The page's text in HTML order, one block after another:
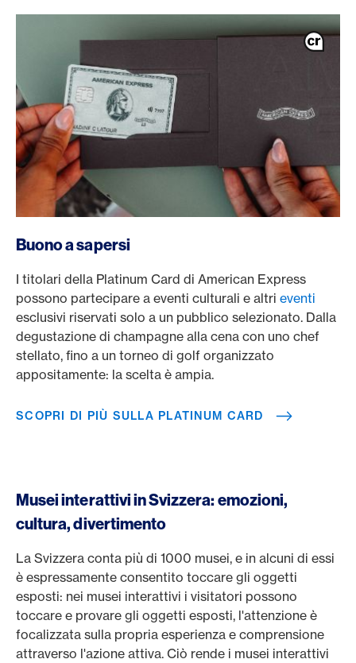
Buono a sapersi
I titolari della Platinum Card di American Express
possono partecipare a eventi culturali e altri eventi
esclusivi riservati solo a un pubblico selezionato. Dalla
degustazione di champagne alla cena con uno chef
stellato, fino a un torneo di golf organizzato
appositamente: la scelta è ampia.
SCOPRI DI PIÙ SULLA PLATINUM CARD
Musei interattivi in Svizzera: emozioni,
cultura, divertimento
La Svizzera conta più di 1000 musei, e in alcuni di essi
è espressamente consentito toccare gli oggetti
esposti: nei musei interattivi i visitatori possono
toccare e provare gli oggetti esposti, l'attenzione è
focalizzata sulla propria esperienza e comprensione
attraverso l'azione attiva. Ciò rende i musei interattivi